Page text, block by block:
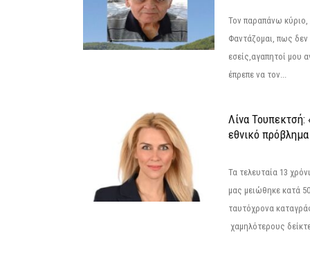
Τον παραπάνω
Φαντάζομαι, πως δεν
εσείς,αγαπητοί μου
έπρεπε να τον...
Λίνα Τουπεκτσή:
εθνικό πρόβλημα
Τα τελευταία 13
μας μειώθηκε κατά
ταυτόχρονα
χαμηλότερους